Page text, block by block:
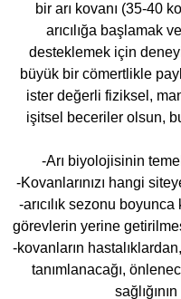
bir arı kovanı (35-40
arıcılığa başlamak
desteklemek için
büyük bir cömertlikle
ister değerli fiziksel,
işitsel beceriler olsun,
-Arı biyolojisinin
-Kovanlarınızı hangi
-arıcılık sezonu
görevlerin yerine
-kovanların
tanımlanacağı,